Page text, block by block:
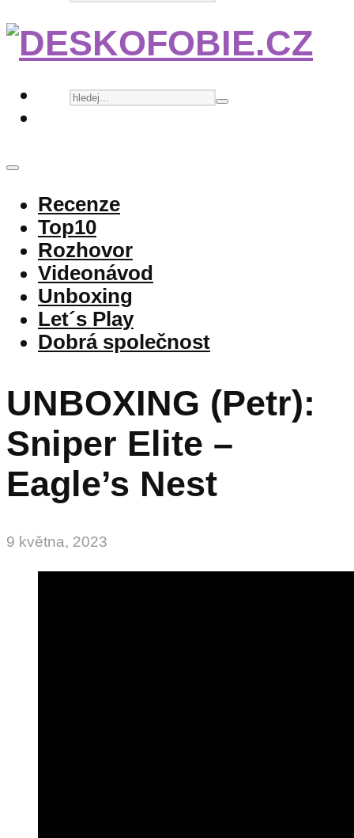
Recenze
Top10
Rozhovor
Videonávod
Unboxing
Let´s Play
Dobrá společnost
UNBOXING (Petr):
Sniper Elite –
Eagle’s Nest
9 května, 2023